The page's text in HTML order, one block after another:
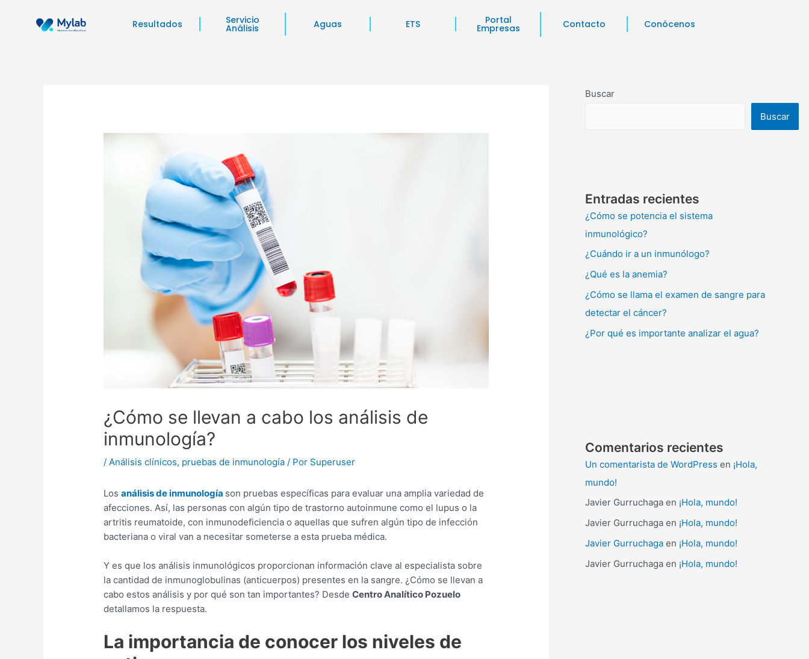
Resultados Servicio
Análisis Aguas ETS Portal
Empresas Contacto Conócenos
¿Cómo se llevan a cabo los análisis de
inmunología?
/Análisis clínicos, pruebas de inmunología / Por Superuser
Losanálisis de inmunología son pruebas específicas para evaluar una amplia variedad de
afecciones. Así, las personas con algún tipo de trastorno autoinmune como el lupus o la
artritis reumatoide, con inmunodeficiencia o aquellas que sufren algún tipo de infección
bacteriana o viral van a necesitar someterse a esta prueba médica.
Y es que los análisis inmunológicos proporcionan información clave al especialista sobre
la cantidad de inmunoglobulinas (anticuerpos) presentes en la sangre. ¿Cómo se llevan a
cabo estos análisis y por qué son tan importantes? DesdeCentro Analítico Pozuelo
detallamos la respuesta.
La importancia de conocer los niveles de
de
entradas
Buscar
Buscar
Entradas recientes
¿Cómo se potencia el sistema
inmunológico?
¿Cuándo ir a un inmunólogo?
¿Qué es la anemia?
¿Cómo se llama el examen de sangre para
detectar el cáncer?
¿Por qué es importante analizar el agua?
Comentarios recientes
Un comentarista de WordPress en ¡Hola,
mundo!
Javier Gurruchaga en ¡Hola, mundo!
Javier Gurruchaga en ¡Hola, mundo!
Javier Gurruchaga en ¡Hola, mundo!
Javier Gurruchaga en ¡Hola, mundo!